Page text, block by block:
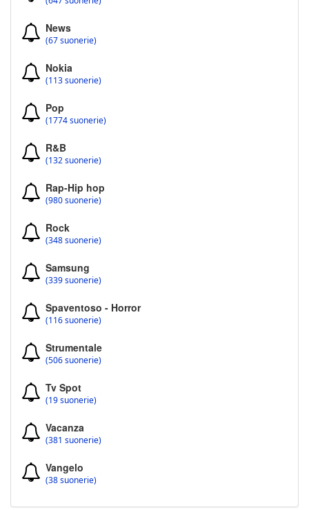
News
(67 suonerie)
Nokia
(113 suonerie)
Pop
(1774 suonerie)
R&B
(132 suonerie)
Rap-Hip hop
(980 suonerie)
Rock
(348 suonerie)
Samsung
(339 suonerie)
Spaventoso - Horror
(116 suonerie)
Strumentale
(506 suonerie)
Tv Spot
(19 suonerie)
Vacanza
(381 suonerie)
Vangelo
(38 suonerie)